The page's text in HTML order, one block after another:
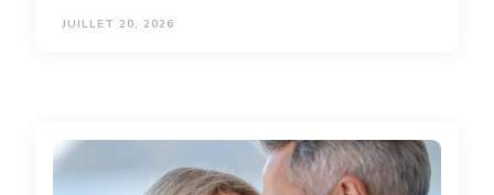
JUILLET 20, 2026